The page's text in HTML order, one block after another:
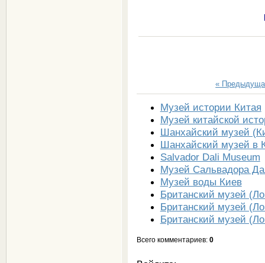
«
Музей истории Китая
Музей китайской
Шанхайский музей
Шанхайский музей в
Salvador Dali Museum
Музей Сальвадора
Музей воды Киев
Британский музей
Британский музей
Британский музей
Всего комментариев: 0